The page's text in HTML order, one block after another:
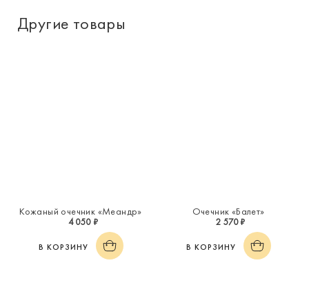
Другие товары
Кожаный очечник «Меандр»
4 050 ₽
В КОРЗИНУ
Очечник «Балет»
2 570 ₽
В КОРЗИНУ